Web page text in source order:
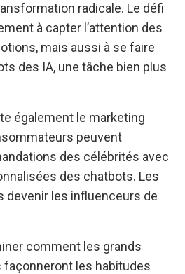
radicale. Le défi
à capter l’attention des
mais aussi à se faire
des IA, une tâche bien plus
également le marketing
peuvent
des célébrités avec
des chatbots. Les
devenir les influenceurs de
comment les grands
les habitudes